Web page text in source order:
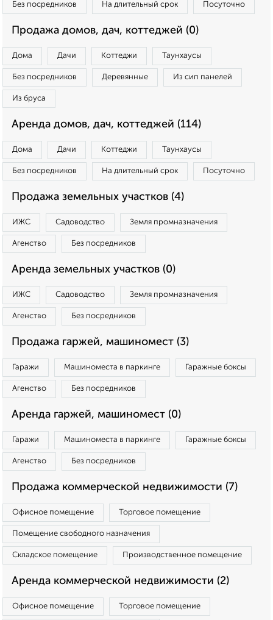
Без посредников На длительный срок Посуточно
Продажа домов, дач, коттеджей (0)
Дома Дачи Коттеджи Таунхаусы
Без посредников Деревянные Из сип панелей
Из бруса
Аренда домов, дач, коттеджей (114)
Дома Дачи Коттеджи Таунхаусы
Без посредников На длительный срок Посуточно
Продажа земельных участков (4)
ИЖС Садоводство Земля промназначения
Агенство Без посредников
Аренда земельных участков (0)
ИЖС Садоводство Земля промназначения
Агенство Без посредников
Продажа гаржей, машиномест (3)
Гаражи Машиноместа в паркинге Гаражные боксы
Агенство Без посредников
Аренда гаржей, машиномест (0)
Гаражи Машиноместа в паркинге Гаражные боксы
Агенство Без посредников
Продажа коммерческой недвижимости (7)
Офисное помещение Торговое помещение
Помещение свободного назначения
Складское помещение Производственное помещение
Аренда коммерческой недвижимости (2)
Офисное помещение Торговое помещение